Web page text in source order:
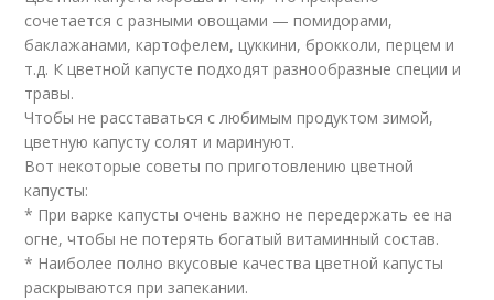
сочетается с разными овощами — помидорами,
баклажанами, картофелем, цуккини, брокколи, перцем и
т.д. К цветной капусте подходят разнообразные специи и
травы.
Чтобы не расставаться с любимым продуктом зимой,
цветную капусту солят и маринуют.
Вот некоторые советы по приготовлению цветной
капусты:
* При варке капусты очень важно не передержать ее на
огне, чтобы не потерять богатый витаминный состав.
* Наиболее полно вкусовые качества цветной капусты
раскрываются при запекании.